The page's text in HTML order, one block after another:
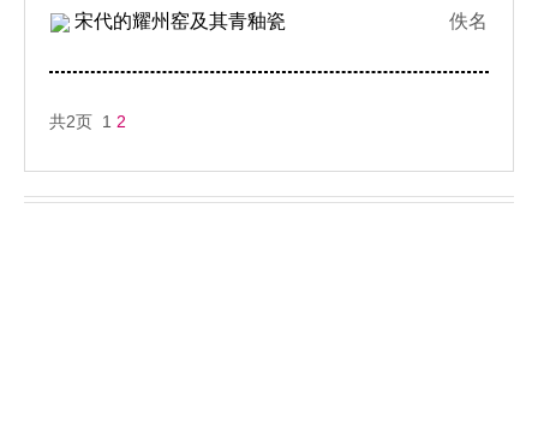
宋代的耀州窑及其青釉瓷 佚名
共2页 1 2